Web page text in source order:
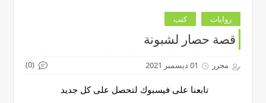
روايات كتب
قصة حصار لشبونة
محرر 01 ديسمبر 2021 (0)
تابعنا على فيسبوك لتحصل على كل جديد